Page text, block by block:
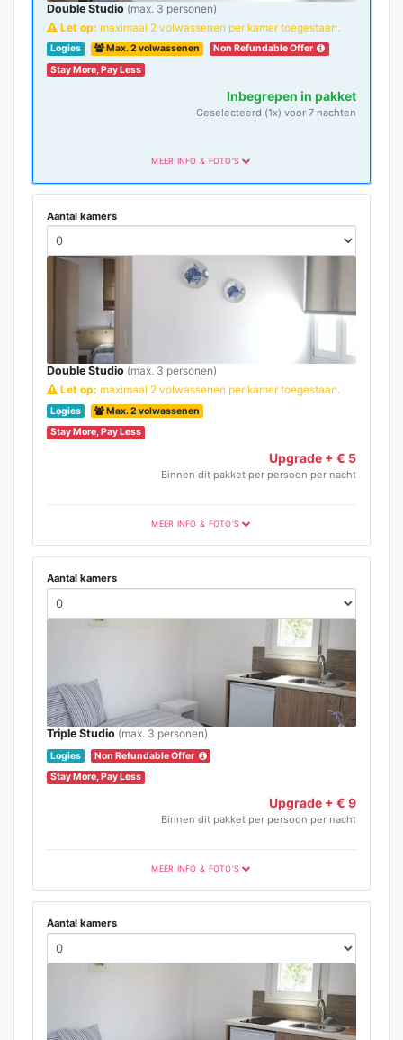
Double Studio (max. 3 personen)
Let op: maximaal 2 volwassenen per kamer toegestaan.
Logies Max. 2 volwassenen
Non Refundable Offer
Stay More, Pay Less
Inbegrepen in pakket
Geselecteerd (1x) voor 7 nachten
MEER INFO & FOTO'S
Aantal kamers
Double Studio (max. 3 personen)
Let op: maximaal 2 volwassenen per kamer toegestaan.
Logies
Max. 2 volwassenen
Stay More, Pay Less
Upgrade + € 5
Binnen dit pakket per persoon per nacht
MEER INFO & FOTO'S
Aantal kamers
Triple Studio (max. 3 personen)
Logies
Non Refundable Offer
Stay More, Pay Less
Upgrade + € 9
Binnen dit pakket per persoon per nacht
MEER INFO & FOTO'S
Aantal kamers